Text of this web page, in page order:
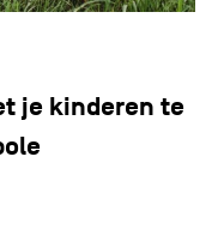
je kinderen te